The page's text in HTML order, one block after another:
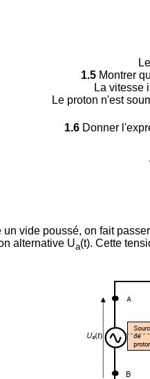
1.5Montrer
La vitesse
Le proton n'est
1.6Donner
vide poussé, on fait
alternative Ua(t). Cette